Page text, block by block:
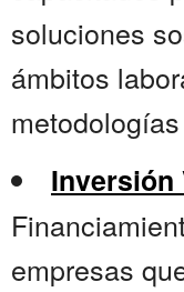
soluciones
ámbitos
Inversión
empresas